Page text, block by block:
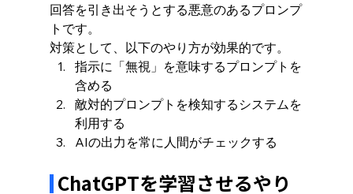
回答を引き出そうとする悪意のあるプロンプ
トです。
対策として、以下のやり方が効果的です。
指示に「無視」を意味するプロンプトを
含める
敵対的プロンプトを検知するシステムを
利用する
AIの出力を常に人間がチェックする
ChatGPTを学習させるやり